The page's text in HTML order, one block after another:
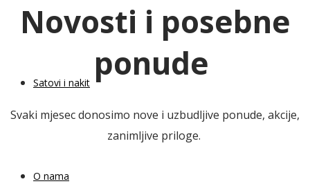
Satovi i nakit
O nama
Novosti i posebne
ponude
Svaki mjesec donosimo nove i uzbudljive ponude, akcije,
zanimljive priloge.